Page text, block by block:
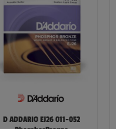
D ADDARIO EJ26 011-052